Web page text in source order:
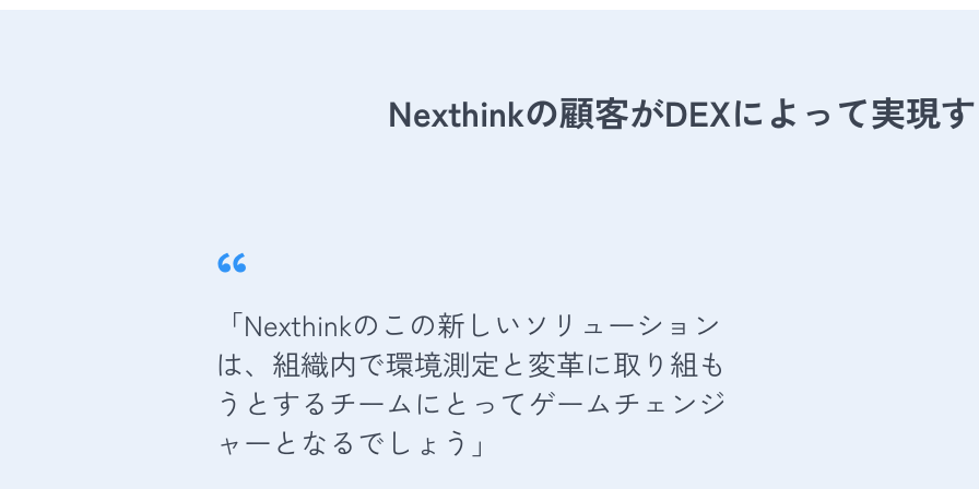
Nexthinkの顧客がDEXによって実現
“
「Nexthinkのこの新しいソリューション
は、組織内で環境測定と変革に取り組も
うとするチームにとってゲームチェンジ
ャーとなるでしょう」